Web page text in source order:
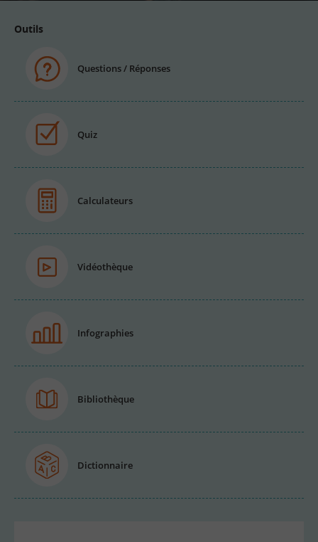
Outils
Questions / Réponses
Quiz
Calculateurs
Vidéothèque
Infographies
Bibliothèque
Dictionnaire